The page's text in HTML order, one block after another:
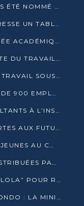
FAUX, OMAR JUNIOR DENIS N’A PAS ÉTÉ NOMMÉ AIDE DE CAMP ADJOINT DE DENIS SASSOU NGUESSO
LIBERTÉ DE LA PRESSE : LE JEC DRESSE UN TABLEAU PRÉOCCUPANT AU CONGO
L’ENFICE LANCE SA PREMIÈRE ANNÉE ACADÉMIQUE AVEC 100 FUTURS ENSEIGNANTS
CONGO TERMINAL CÉLÈBRE LA FÊTE DU TRAVAIL AVEC SES COLLABORATEURS À POINTE-NOIRE
AGL CONGO CÉLÈBRE LA FÊTE DU TRAVAIL SOUS LE SIGNE DE LA COHÉSION
CONGO TERMINAL MOBILISE PLUS DE 900 EMPLOYÉS AUTOUR DE LA SÉCURITÉ AU TRAVAIL
RCM 2030 : DU RÉSEAU DE CONSULTANTS À L’INSTRUMENT DE PUISSANCE EN AFRIQUE FRANCOPHONE
CONGO TERMINAL OUVRE SES PORTES AUX FUTURS INGÉNIEURS AU FORUM DES MÉTIERS D’UCAC-ICAM
SEOPC 2026 : L’ORIENTATION DES JEUNES AU CŒUR DE LA DEUXIÈME ÉDITION
PLUS DE 1 500 MOUSTIQUAIRES DISTRIBUÉES PAR AGL ET CONGO TERMINAL DANS LA LUTTE CONTRE LE PALUDISME
NINON GOUAMBA RELANCE “TOSOLOLA” POUR RENFORCER LE DIALOGUE AVEC LES CITOYENS
RECONDUCTION DE ROSALIE MATONDO : LA MINISTRE PROMET D’ACCÉLÉRER LE TRAITEMENT DES DOSSIERS ET DE RELEVER DE NOUVEAUX DÉFIS